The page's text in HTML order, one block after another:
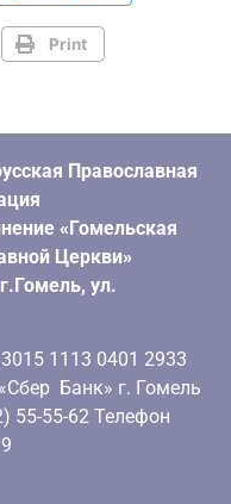
Print
Православная
«Гомельская
Церкви»
ул.
1113 0401 2933
Банк» г. Гомель
55-55-62 Телефон